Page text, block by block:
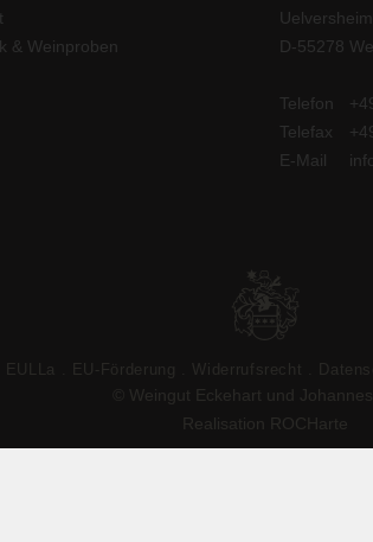
& Weinproben
D-55278
Telefon
Telefax
E-Mail
EULLa EU-Förderung Widerrufsrecht
© Weingut Eckehart und
Realisation ROCHarte